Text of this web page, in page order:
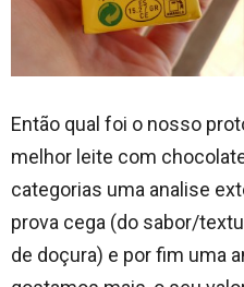
Então qual foi o nosso
melhor leite com
categorias uma analise
prova cega (do sabor/
de doçura) e por fim uma